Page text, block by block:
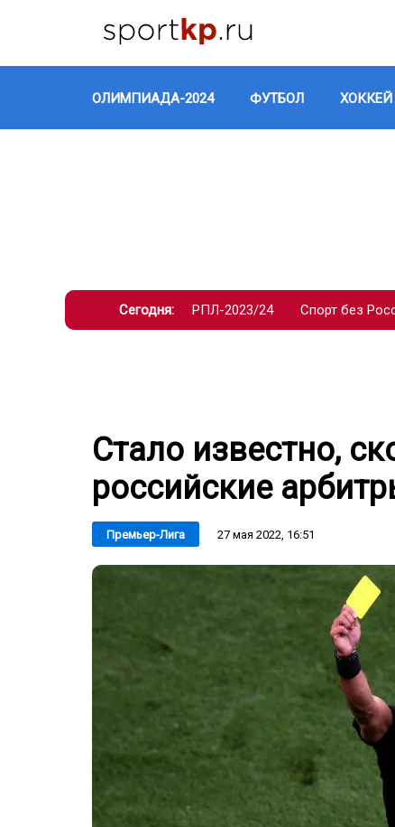
ОЛИМПИАДА-2024 ФУТБОЛ ХОККЕЙ
Сегодня: РПЛ-2023/24 Спорт без
Стало известно,
российские
Премьер-Лига 27 мая 2022, 16:51